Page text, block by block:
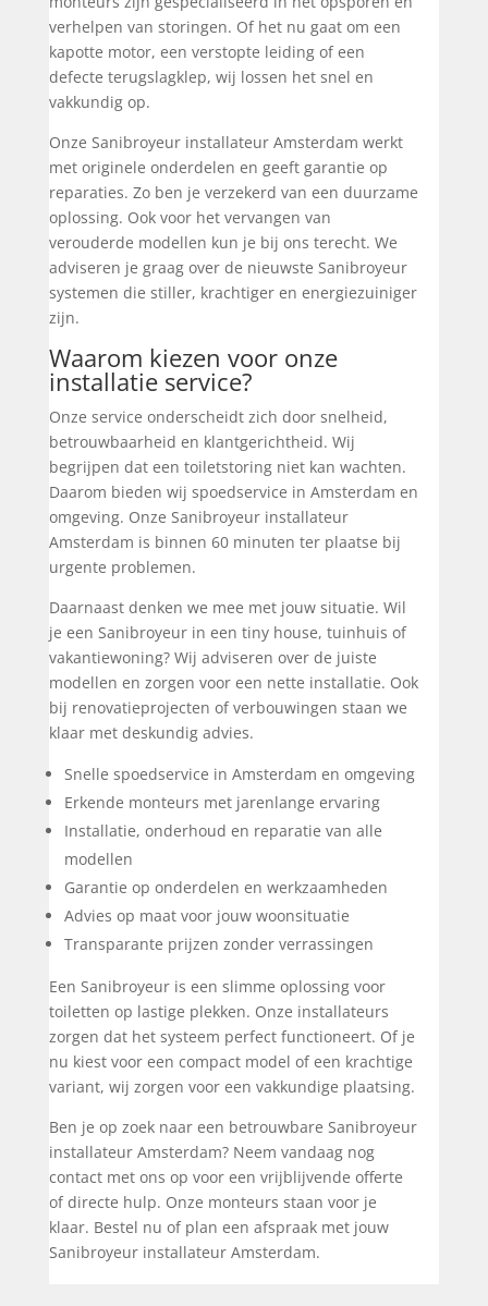
verhelpen van storingen. Of het nu gaat om een
kapotte motor, een verstopte leiding of een
defecte terugslagklep, wij lossen het snel en
vakkundig op.
Onze Sanibroyeur installateur Amsterdam werkt
met originele onderdelen en geeft garantie op
reparaties. Zo ben je verzekerd van een duurzame
oplossing. Ook voor het vervangen van
verouderde modellen kun je bij ons terecht. We
adviseren je graag over de nieuwste Sanibroyeur
systemen die stiller, krachtiger en energiezuiniger
zijn.
Waarom kiezen voor onze
installatie service?
Onze service onderscheidt zich door snelheid,
betrouwbaarheid en klantgerichtheid. Wij
begrijpen dat een toiletstoring niet kan wachten.
Daarom bieden wij spoedservice in Amsterdam en
omgeving. Onze Sanibroyeur installateur
Amsterdam is binnen 60 minuten ter plaatse bij
urgente problemen.
Daarnaast denken we mee met jouw situatie. Wil
je een Sanibroyeur in een tiny house, tuinhuis of
vakantiewoning? Wij adviseren over de juiste
modellen en zorgen voor een nette installatie. Ook
bij renovatieprojecten of verbouwingen staan we
klaar met deskundig advies.
Snelle spoedservice in Amsterdam en omgeving
Erkende monteurs met jarenlange ervaring
Installatie, onderhoud en reparatie van alle
modellen
Garantie op onderdelen en werkzaamheden
Advies op maat voor jouw woonsituatie
Transparante prijzen zonder verrassingen
Een Sanibroyeur is een slimme oplossing voor
toiletten op lastige plekken. Onze installateurs
zorgen dat het systeem perfect functioneert. Of je
nu kiest voor een compact model of een krachtige
variant, wij zorgen voor een vakkundige plaatsing.
Ben je op zoek naar een betrouwbare Sanibroyeur
installateur Amsterdam? Neem vandaag nog
contact met ons op voor een vrijblijvende offerte
of directe hulp. Onze monteurs staan voor je
klaar. Bestel nu of plan een afspraak met jouw
Sanibroyeur installateur Amsterdam.